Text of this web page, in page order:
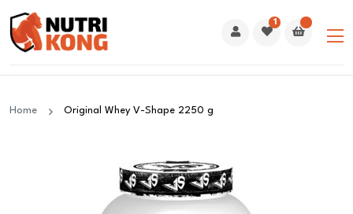
1
Home Original Whey V-Shape 2250 g